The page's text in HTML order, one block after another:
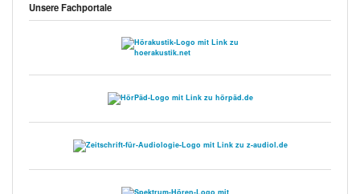
Unsere Fachportale